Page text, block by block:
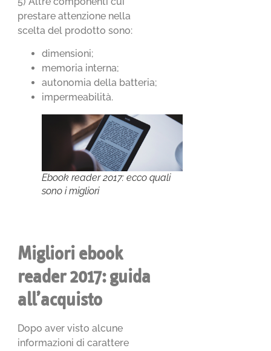
prestare attenzione nella
scelta del prodotto sono:
dimensioni;
memoria interna;
autonomia della batteria;
impermeabilità.
Ebook reader 2017: ecco quali
sono i migliori
Migliori ebook
reader 2017: guida
all’acquisto
Dopo aver visto alcune
informazioni di carattere